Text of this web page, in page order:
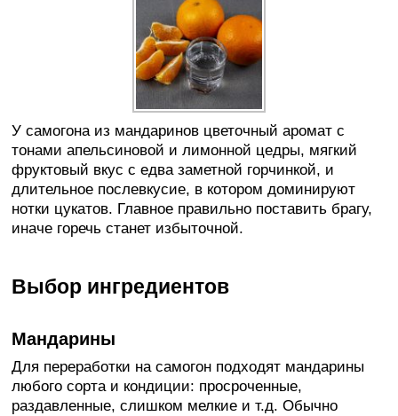
У самогона из мандаринов цветочный аромат с
тонами апельсиновой и лимонной цедры, мягкий
фруктовый вкус с едва заметной горчинкой, и
длительное послевкусие, в котором доминируют
нотки цукатов. Главное правильно поставить брагу,
иначе горечь станет избыточной.
Выбор ингредиентов
Мандарины
Для переработки на самогон подходят мандарины
любого сорта и кондиции: просроченные,
раздавленные, слишком мелкие и т.д. Обычно